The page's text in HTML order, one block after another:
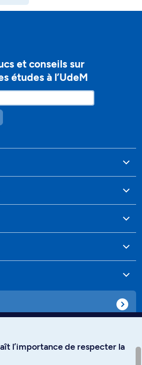
et conseils sur
études à l’UdeM
l’importance de respecter la